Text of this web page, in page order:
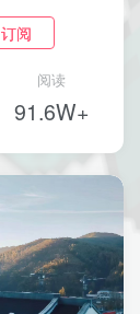
订阅
阅读
91.6W+